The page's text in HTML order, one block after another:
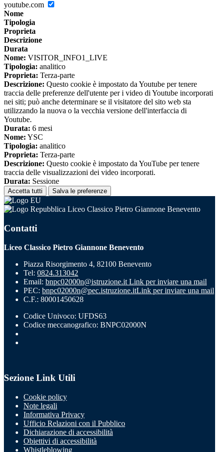
youtube.com
Nome
Tipologia
Proprieta
Descrizione
Durata
Nome: VISITOR_INFO1_LIVE
Tipologia: analitico
Proprieta: Terza-parte
Descrizione: Questo cookie è impostato da Youtube per tenere
traccia delle preferenze dell'utente per i video di Youtube incorporati
nei siti; può anche determinare se il visitatore del sito web sta
utilizzando la nuova o la vecchia versione dell'interfaccia di
Youtube.
Durata: 6 mesi
Nome: YSC
Tipologia: analitico
Proprieta: Terza-parte
Descrizione: Questo cookie è impostato da YouTube per tenere
traccia delle visualizzazioni dei video incorporati.
Durata: Sessione
Accetta tutti Salva le preferenze
Liceo Classico Pietro Giannone Benevento
Contatti
Liceo Classico Pietro Giannone Benevento
Piazza Risorgimento 4, 82100 Benevento
Tel: 0824.313042
Email: bnpc02000n@istruzione.it Link per inviare una mail
PEC: bnpc02000n@pec.istruzione.itLink per inviare una mail
C.F.: 80001450628
Codice Univoco: UFDS63
Codice meccanografico: BNPC02000N
Sezione Link Utili
Cookie policy
Note legali
Informativa Privacy
Ufficio Relazioni con il Pubblico
Dichiarazione di accessibilità
Obiettivi di accessibilità
Whistleblowing